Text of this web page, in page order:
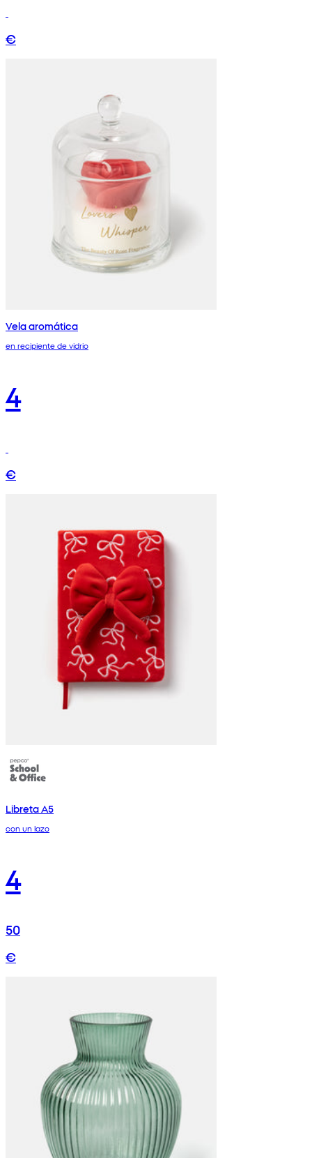
€
Vela aromática
en recipiente de vidrio
4
€
Libreta A5
con un lazo
4
50
€